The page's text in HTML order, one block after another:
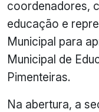
coordenadores,
educação e
Municipal para
Municipal de
Pimenteiras.
Na abertura, a